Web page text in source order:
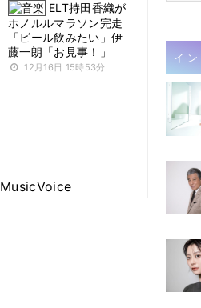
ELT持田香織が
ホノルルマラソン完走
「ビール飲みたい」伊
藤一朗「お見事！」
12月16日 15時53分
MusicVoice
イ